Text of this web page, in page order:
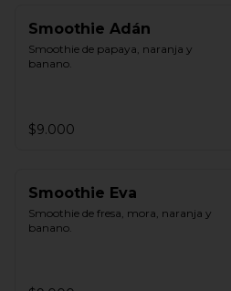
Smoothie Adán
Smoothie de papaya, naranja y
banano.
$9.000
Smoothie Eva
Smoothie de fresa, mora, naranja y
banano.